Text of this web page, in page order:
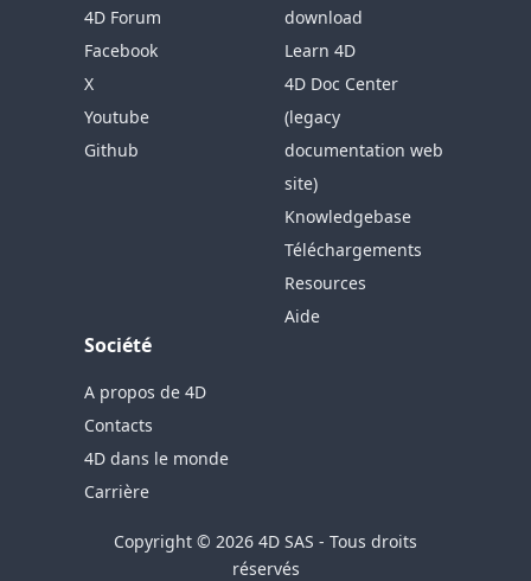
4D Forum
Facebook
X
Youtube
Github
download
Learn 4D
4D Doc Center
(legacy
documentation web
site)
Knowledgebase
Téléchargements
Resources
Aide
Société
A propos de 4D
Contacts
4D dans le monde
Carrière
Copyright © 2026 4D SAS - Tous droits
réservés